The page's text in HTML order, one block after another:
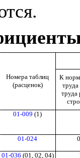
Номера таблиц
(расценок)
К
труда
труда
01-009 (1)
01-024
01-036 (01, 02, 04)